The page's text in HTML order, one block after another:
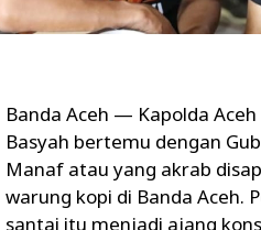
Banda Aceh — Kapolda
Basyah bertemu dengan
Manaf atau yang akrab
warung kopi di Banda Aceh.
santai itu menjadi ajang